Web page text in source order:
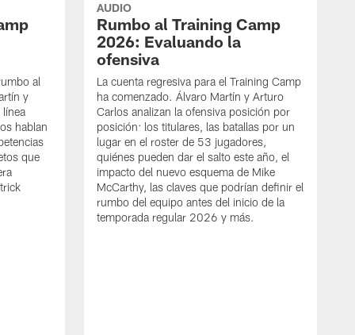
al
y
hablan
que
AUDIO
Rumbo al Training Camp
2026: Evaluando la
ofensiva
La cuenta regresiva para el Training Camp
ha comenzado. Álvaro Martín y Arturo
Carlos analizan la ofensiva posición por
posición: los titulares, las batallas por un
lugar en el roster de 53 jugadores,
quiénes pueden dar el salto este año, el
impacto del nuevo esquema de Mike
McCarthy, las claves que podrían definir el
rumbo del equipo antes del inicio de la
temporada regular 2026 y más.